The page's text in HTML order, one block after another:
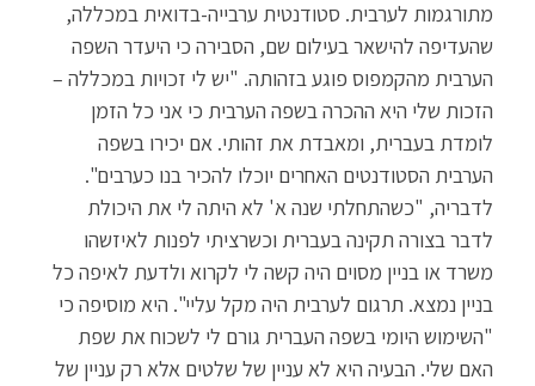
מתורגמות לערבית. סטודנטית ערבייה-בדואית במכללה,
שהעדיפה להישאר בעילום שם, הסבירה כי היעדר השפה
הערבית מהקמפוס פוגע בזהותה. "יש לי זכויות במכללה –
הזכות שלי היא ההכרה בשפה הערבית כי אני כל הזמן
לומדת בעברית, ומאבדת את זהותי. אם יכירו בשפה
הערבית הסטודנטים האחרים יוכלו להכיר בנו כערבים".
לדבריה, "כשהתחלתי שנה א' לא היתה לי את היכולת
לדבר בצורה תקינה בעברית וכשרציתי לפנות לאיזשהו
משרד או בניין מסוים היה קשה לי לקרוא ולדעת לאיפה כל
בניין נמצא. תרגום לערבית היה מקל עליי". היא מוסיפה כי
"השימוש היומי בשפה העברית גורם לי לשכוח את שפת
האם שלי. הבעיה היא לא עניין של שלטים אלא רק עניין של